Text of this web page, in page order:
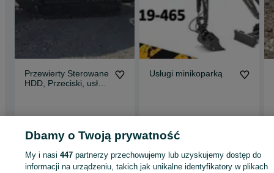
Przewierty Sterowane
HDD, Przeciski, usługi
Usługi minikoparką
Strona główna Usługi Usługi budowlane i remontowe
Prace zewnętrzne
Dbamy o Twoją prywatność
My i nasi447 partnerzy przechowujemy lub uzyskujemy dostęp do
informacji na urządzeniu, takich jak unikalne identyfikatory w plikach